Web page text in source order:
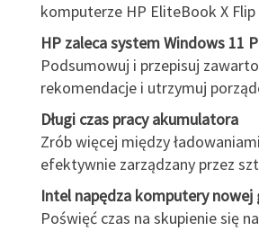
komputerze HP EliteBook X Flip
HP zaleca system Windows 11
Podsumowuj i przepisuj
rekomendacje i utrzymuj
Długi czas pracy akumulatora
Zrób więcej między
efektywnie zarządzany przez
Intel napędza komputery nowej
Poświęć czas na skupienie się